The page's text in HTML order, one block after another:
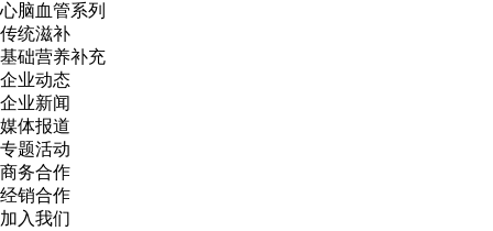
心脑血管系列
传统滋补
基础营养补充
企业动态
企业新闻
媒体报道
专题活动
商务合作
经销合作
加入我们